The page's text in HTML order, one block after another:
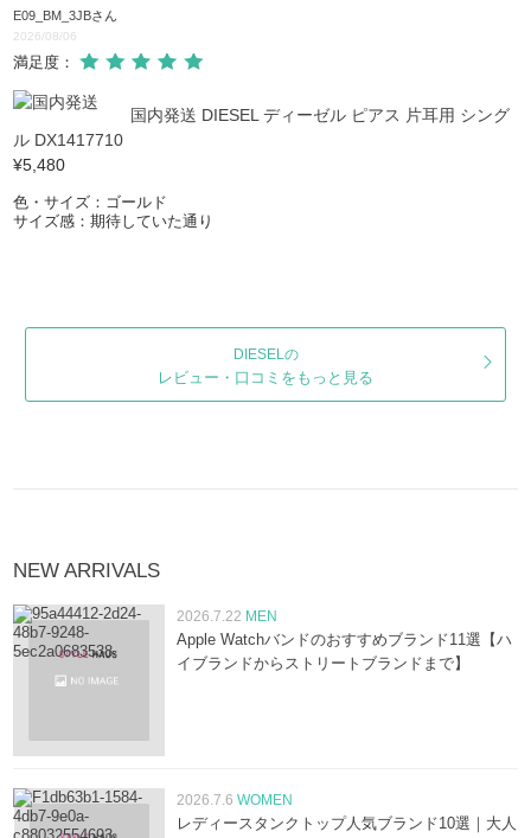
E09_BM_3JBさん
2026/08/06
満足度：
国内発送 DIESEL ディーゼル ピアス 片耳用 シング
ル DX1417710
¥5,480
色・サイズ：ゴールド
サイズ感：期待していた通り
DIESELの
レビュー・口コミをもっと見る
NEW ARRIVALS
2026.7.22 MEN
Apple Watchバンドのおすすめブランド11選【ハ
イブランドからストリートブランドまで】
2026.7.6 WOMEN
レディースタンクトップ人気ブランド10選｜大人